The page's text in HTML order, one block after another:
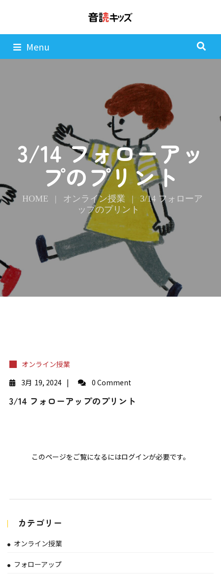
Menu
3/14 フォローアッ
プのプリント
HOME | オンライン授業 | 3/14 フォローア
ップのプリント
オンライン授業
3月 19, 2024 0 Comment
3/14 フォローアップのプリント
このページをご覧になるにはログインが必要です。
カテゴリー
オンライン授業
フォローアップ